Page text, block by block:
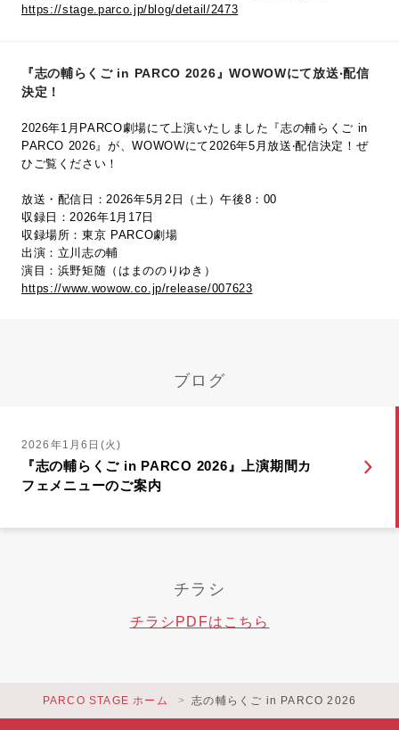
https://stage.parco.jp/blog/detail/2473
『志の輔らくご in PARCO 2026』WOWOWにて放送‧配信
決定！
2026年1月PARCO劇場にて上演いたしました『志の輔らくご in
PARCO 2026』が、WOWOWにて2026年5⽉放送‧配信決定！ぜ
ひご覧ください！
放送・配信日：2026年5月2日（土）午後8：00
収録日：2026年1月17日
収録場所：東京 PARCO劇場
出演：立川志の輔
演目：浜野矩随（はまののりゆき）
https://www.wowow.co.jp/release/007623
ブログ
2026年1月6日(火)
『志の輔らくご in PARCO 2026』上演期間カ
フェメニューのご案内
チラシ
チラシPDFはこちら
PARCO STAGE ホーム 志の輔らくご in PARCO 2026